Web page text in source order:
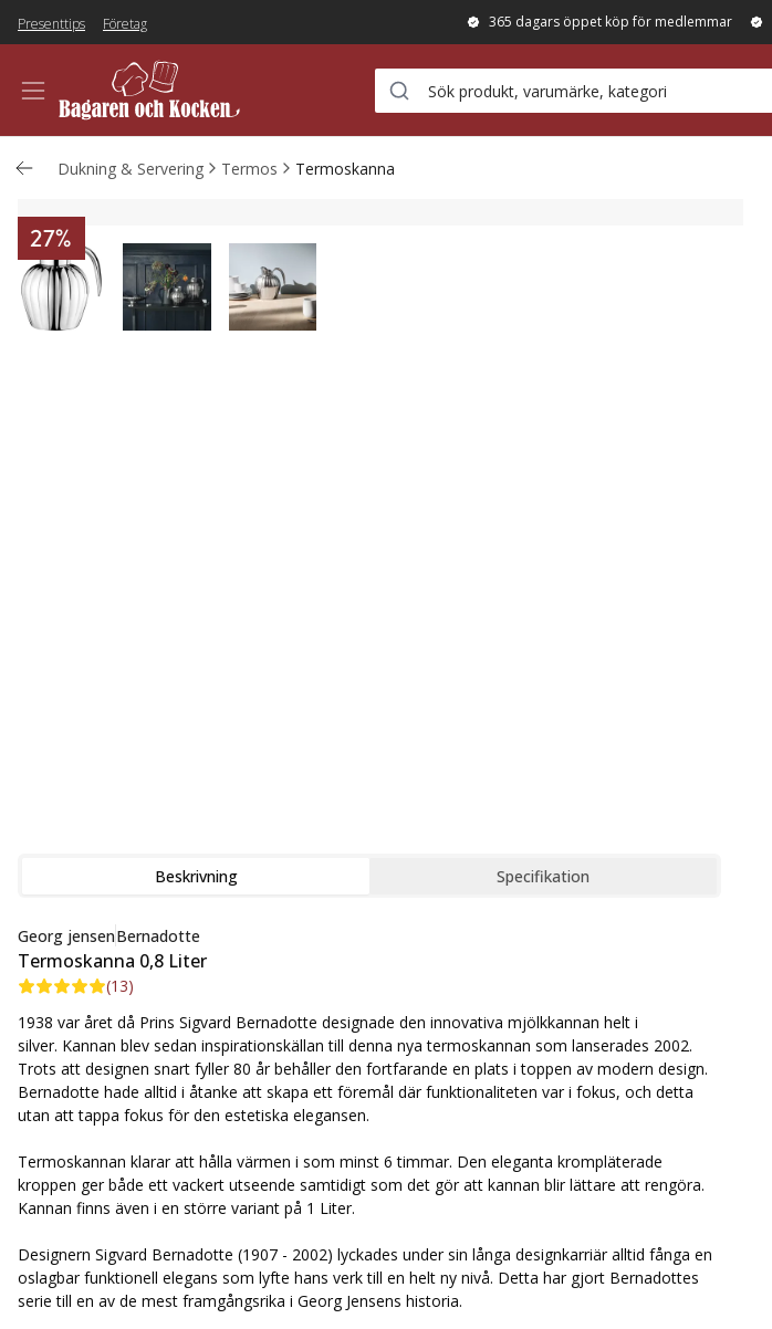
Presenttips Företag 365 dagars öppet köp för medlemmar
Dukning & Servering Termos Termoskanna
Termoskanna 0,8 Liter
27%
Beskrivning Specifikation
Georg jensenBernadotte
Termoskanna 0,8 Liter
(13)
1938 var året då Prins Sigvard Bernadotte designade den innovativa mjölkkannan helt i
silver. Kannan blev sedan inspirationskällan till denna nya termoskannan som lanserades 2002.
Trots att designen snart fyller 80 år behåller den fortfarande en plats i toppen av modern design.
Bernadotte hade alltid i åtanke att skapa ett föremål där funktionaliteten var i fokus, och detta
utan att tappa fokus för den estetiska elegansen.
Termoskannan klarar att hålla värmen i som minst 6 timmar. Den eleganta krompläterade
kroppen ger både ett vackert utseende samtidigt som det gör att kannan blir lättare att rengöra.
Kannan finns även i en större variant på 1 Liter.
Designern Sigvard Bernadotte (1907 - 2002) lyckades under sin långa designkarriär alltid fånga en
oslagbar funktionell elegans som lyfte hans verk till en helt ny nivå. Detta har gjort Bernadottes
serie till en av de mest framgångsrika i Georg Jensens historia.